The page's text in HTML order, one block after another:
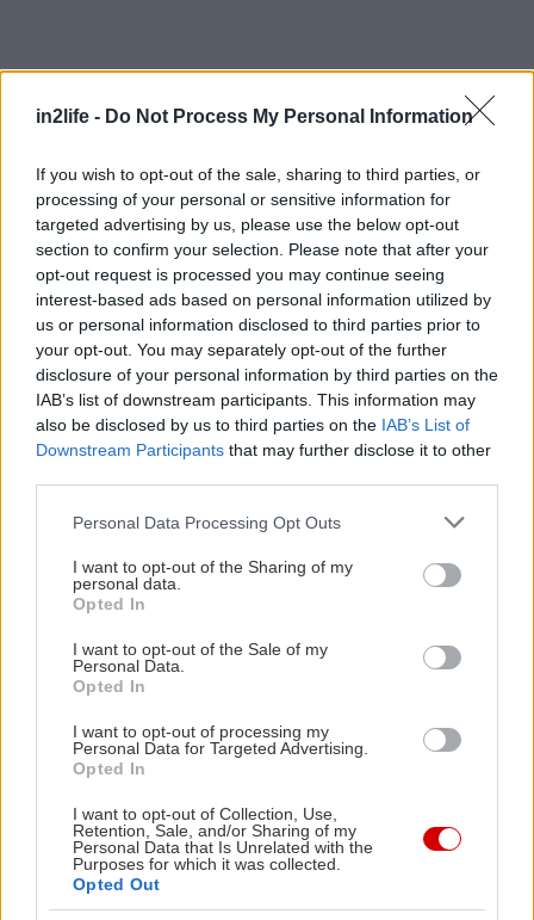
in2life - Do Not Process My Personal Information
If you wish to opt-out of the sale, sharing to third parties, or
processing of your personal or sensitive information for
targeted advertising by us, please use the below opt-out
section to confirm your selection. Please note that after your
opt-out request is processed you may continue seeing
interest-based ads based on personal information utilized by
us or personal information disclosed to third parties prior to
your opt-out. You may separately opt-out of the further
disclosure of your personal information by third parties on the
IAB’s list of downstream participants. This information may
also be disclosed by us to third parties on the IAB’s List of
Downstream Participants that may further disclose it to other
Please note that this website/app uses one or more Google
not limited to your visit or usage behaviour. You may click to
grant or deny consent to Google and its third-party tags to
use your data for below specified purposes in below Google
consent section.
Personal Data Processing Opt Outs
I want to opt-out of the Sharing of my
personal data.
Opted In
I want to opt-out of the Sale of my
Personal Data.
Opted In
I want to opt-out of processing my
Personal Data for Targeted Advertising.
Opted In
I want to opt-out of Collection, Use,
Retention, Sale, and/or Sharing of my
Personal Data that Is Unrelated with the
Purposes for which it was collected.
Opted Out
Διαβάστε επίσης
Αναζήτηση
για...